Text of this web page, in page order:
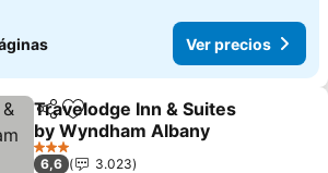
Ver precios
Compartir
Agregar a favoritos
Travelodge Inn & Suites
by Wyndham Albany
Ver precios
3 Estrellas
6,6
3.023